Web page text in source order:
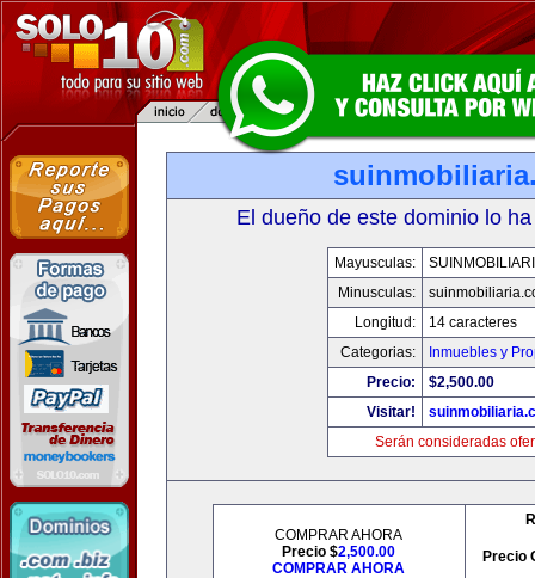
El dueño de este dominio lo
Mayusculas:
Minusculas:
Longitud:
14 caracteres
Categorias:
Inmuebles y
Precio:
$2,500.00
Visitar!
Serán consideradas
COMPRAR AHORA
Precio $2,500.00
COMPRAR AHORA
Precio